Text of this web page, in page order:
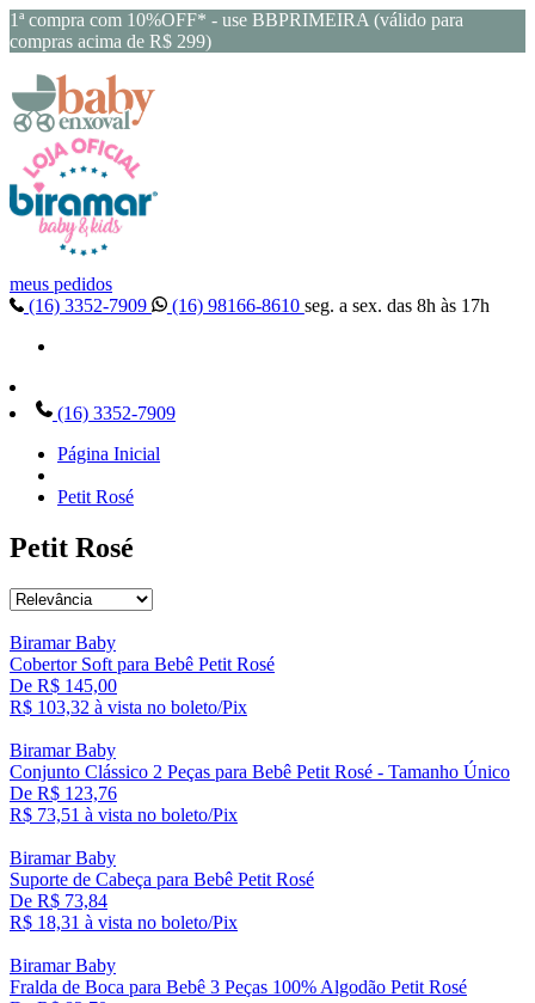
1ª compra com 10%OFF* - use BBPRIMEIRA (válido para
compras acima de R$ 299)
meus pedidos
(16) 3352-7909
(16) 98166-8610 seg. a sex. das 8h às 17h
(16) 3352-7909
Página Inicial
Petit Rosé
Petit Rosé
Biramar Baby
Cobertor Soft para Bebê Petit Rosé
De R$ 145,00
R$ 103,32 à vista no boleto/Pix
Biramar Baby
Conjunto Clássico 2 Peças para Bebê Petit Rosé - Tamanho Único
De R$ 123,76
R$ 73,51 à vista no boleto/Pix
Biramar Baby
Suporte de Cabeça para Bebê Petit Rosé
De R$ 73,84
R$ 18,31 à vista no boleto/Pix
Biramar Baby
Fralda de Boca para Bebê 3 Peças 100% Algodão Petit Rosé